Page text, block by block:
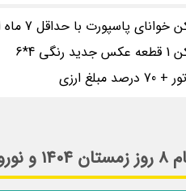
با حداقل 7 ماه اعتبار از تاریخ پرواز
4*6
ارزی